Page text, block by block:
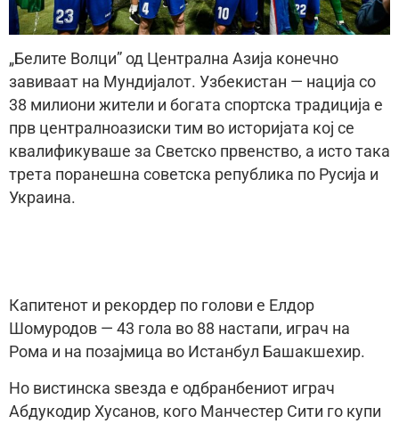
„Белите Волци” од Централна Азија конечно
завиваат на Мундијалот. Узбекистан — нација со
38 милиони жители и богата спортска традиција е
прв централноазиски тим во историјата кој се
квалификуваше за Светско првенство, а исто така
трета поранешна советска република по Русија и
Украина.
Капитенот и рекордер по голови е Елдор
Шомуродов — 43 гола во 88 настапи, играч на
Рома и на позајмица во Истанбул Башакшехир.
Но вистинска ѕвезда е одбранбениот играч
Абдукодир Хусанов, кого Манчестер Сити го купи